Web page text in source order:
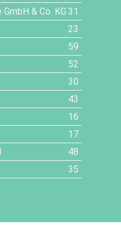
& Co. KG 31
23
59
52
30
43
16
17
48
35